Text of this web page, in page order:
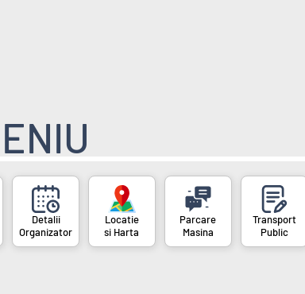
Organizator
si Harta
Masina
Public